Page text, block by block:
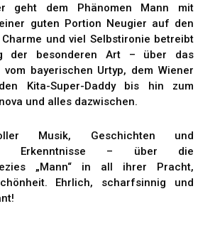
geht dem Phänomen Mann mit
guten Portion Neugier auf den
und viel Selbstironie betreibt
der besonderen Art – über das
vom bayerischen Urtyp, dem Wiener
Kita-Super-Daddy bis hin zum
und alles dazwischen.
Musik, Geschichten und
Erkenntnisse – über die
„Mann“ in all ihrer Pracht,
Ehrlich, scharfsinnig und